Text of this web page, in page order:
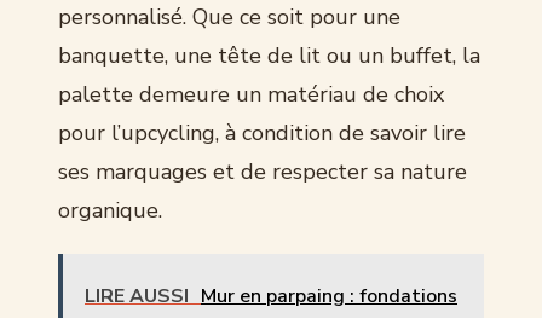
personnalisé. Que ce soit pour une
banquette, une tête de lit ou un buffet, la
palette demeure un matériau de choix
pour l’upcycling, à condition de savoir lire
ses marquages et de respecter sa nature
organique.
LIRE AUSSI Mur en parpaing : fondations